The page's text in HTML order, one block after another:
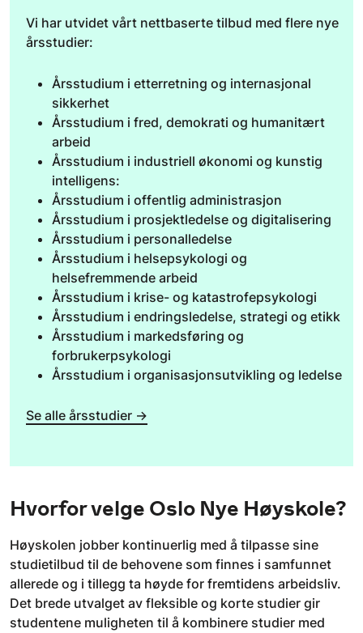
Vi har utvidet vårt nettbaserte tilbud med flere nye
årsstudier:
Årsstudium i etterretning og internasjonal
sikkerhet
Årsstudium i fred, demokrati og humanitært
arbeid
Årsstudium i industriell økonomi og kunstig
intelligens:
Årsstudium i offentlig administrasjon
Årsstudium i prosjektledelse og digitalisering
Årsstudium i personalledelse
Årsstudium i helsepsykologi og
helsefremmende arbeid
Årsstudium i krise- og katastrofepsykologi
Årsstudium i endringsledelse, strategi og etikk
Årsstudium i markedsføring og
forbrukerpsykologi
Årsstudium i organisasjonsutvikling og ledelse
Se alle årsstudier →
Hvorfor velge Oslo Nye Høyskole?
Høyskolen jobber kontinuerlig med å tilpasse sine
studietilbud til de behovene som finnes i samfunnet
allerede og i tillegg ta høyde for fremtidens arbeidsliv.
Det brede utvalget av fleksible og korte studier gir
studentene muligheten til å kombinere studier med